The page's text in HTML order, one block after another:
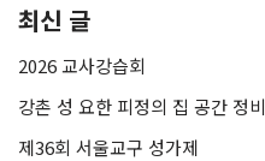
최신 글
2026 교사강습회
강촌 성 요한 피정의 집 공간 정비
제36회 서울교구 성가제